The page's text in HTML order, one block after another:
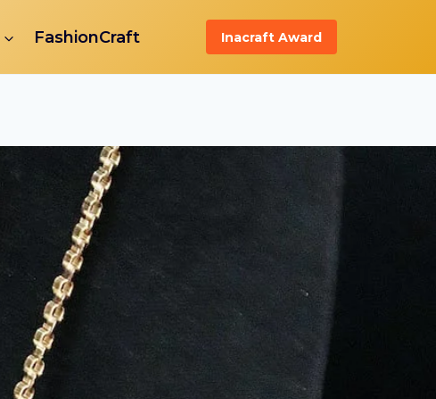
FashionCraft Inacraft Award